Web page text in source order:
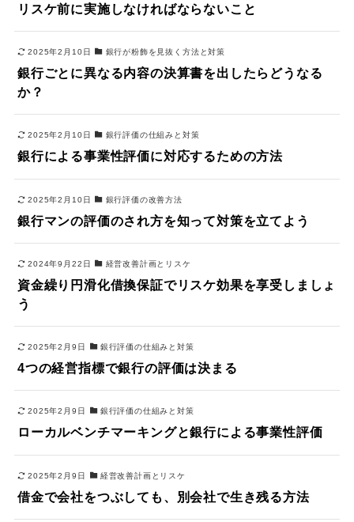
リスケ前に実施しなければならないこと
2025年2月10日 銀行が粉飾を見抜く方法と対策
銀行ごとに異なる内容の決算書を出したらどうなる
か？
2025年2月10日 銀行評価の仕組みと対策
銀行による事業性評価に対応するための方法
2025年2月10日 銀行評価の改善方法
銀行マンの評価のされ方を知って対策を立てよう
2024年9月22日 経営改善計画とリスケ
資金繰り円滑化借換保証でリスケ効果を享受しましょ
う
2025年2月9日 銀行評価の仕組みと対策
4つの経営指標で銀行の評価は決まる
2025年2月9日 銀行評価の仕組みと対策
ローカルベンチマーキングと銀行による事業性評価
2025年2月9日 経営改善計画とリスケ
借金で会社をつぶしても、別会社で生き残る方法